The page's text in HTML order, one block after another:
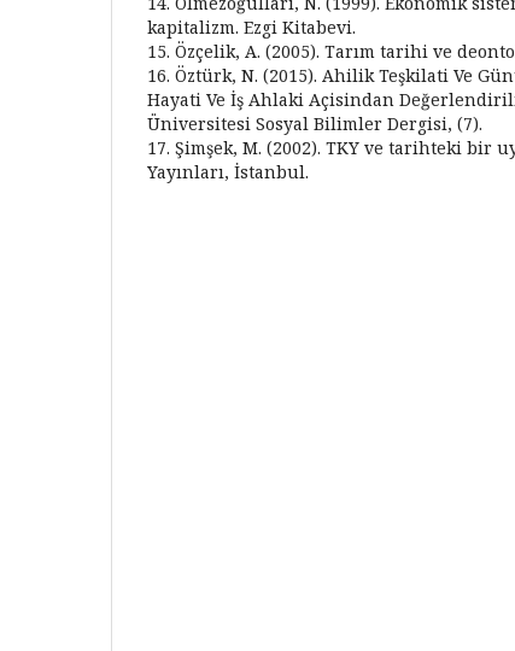
kapitalizm. Ezgi Kitabevi.
15. Özçelik, A. (2005). Tarım tarihi ve
16. Öztürk, N. (2015). Ahilik Teşkilati Ve
Hayati Ve İş Ahlaki Açisindan
Üniversitesi Sosyal Bilimler Dergisi, (7).
17. Şimşek, M. (2002). TKY ve tarihteki bir
Yayınları, İstanbul.